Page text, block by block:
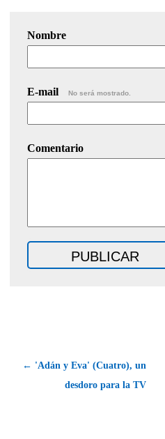
Nombre
E-mail No será mostrado.
Comentario
← 'Adán y Eva' (Cuatro), un
desdoro para la TV